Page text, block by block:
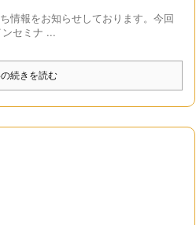
情報をお知らせしております。今回
ンセミナ ...
続きを読む